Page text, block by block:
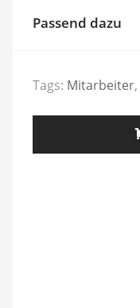
Passend dazu
Tags: Mitarbeiter,